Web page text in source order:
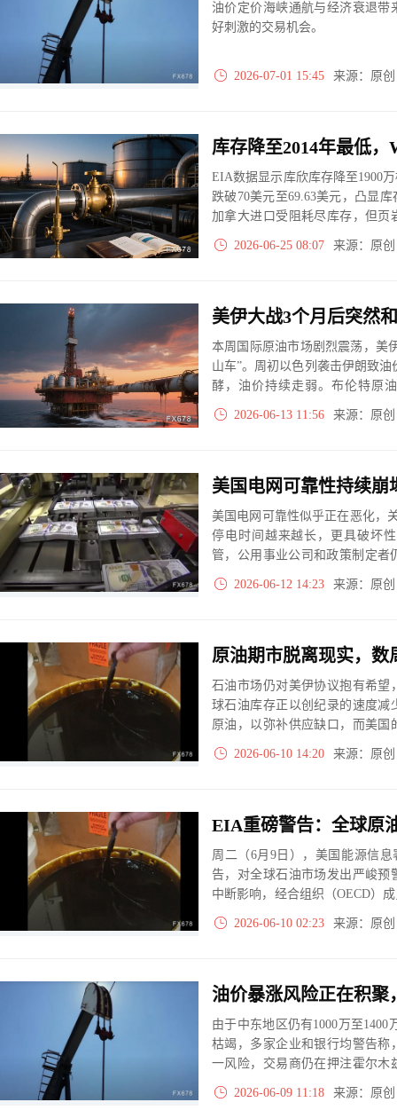
油价定价海峡通航与经济衰退
好刺激的交易机会。
2026-07-01 15:45 来源：原
库存降至2014年最低
EIA数据显示库欣库存降至1900
跌破70美元至69.63美元，凸显
加拿大进口受阻耗尽库存，但页
持续弱化。
2026-06-25 08:07 来源：原
本周国际原油市场剧烈震荡，美
山车”。周初以色列袭击伊朗致
酵，油价持续走弱。布伦特原
低）。大国需求骤降、EIA库存
管美伊谅解备忘录有望签署，
2026-06-13 11:56 来源：原
美国电网可靠性持续崩
美国电网可靠性似乎正在恶化，
停电时间越来越长，更具破坏
管，公用事业公司和政策制定
心需求的增长、电网拥堵、极
进一步加剧系统压力。
2026-06-12 14:23 来源：原
原油期市脱离现实，数
石油市场仍对美伊协议抱有希望
球石油库存正以创纪录的速度减
原油，以弥补供应缺口，而美
析师和能源行业高管警告称，
表示布油可能飙升至每桶150至
2026-06-10 14:20 来源：原
周二（6月9日），美国能源信
告，对全球石油市场发出严峻预
中断影响，经合组织（OECD）
来最低水平。全球能源供应脆
位运行的市场基础。
2026-06-10 02:23 来源：原
油价暴涨风险正在积聚
由于中东地区仍有1000万至
枯竭，多家企业和银行均警告称
一风险，交易商仍在押注霍尔木
致油价大幅上涨，迫使燃料成
果库存继续下降至7月，将对整
2026-06-09 11:18 来源：原